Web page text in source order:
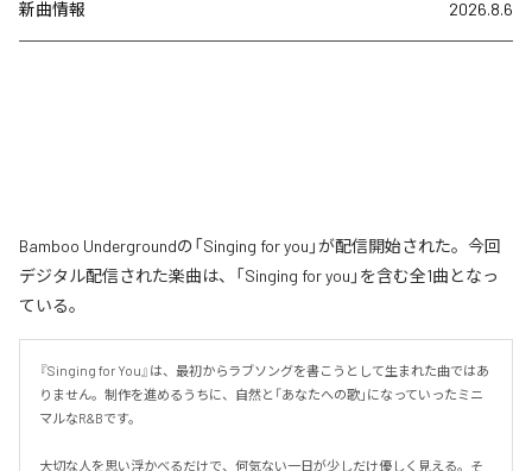
新曲情報 2026.8.6
Bamboo Undergroundの「Singing for you」が配信開始された。今回
デジタル配信された楽曲は、「Singing for you」を含む全1曲となっ
ている。
『Singing for You』は、最初からラブソングを書こうとして生まれた曲ではあ
りません。制作を進めるうちに、自然と「あなたへの歌」になっていったミニ
マルなR&Bです。
大切な人を思い浮かべるだけで、何気ない一日が少しだけ優しく見える。そ